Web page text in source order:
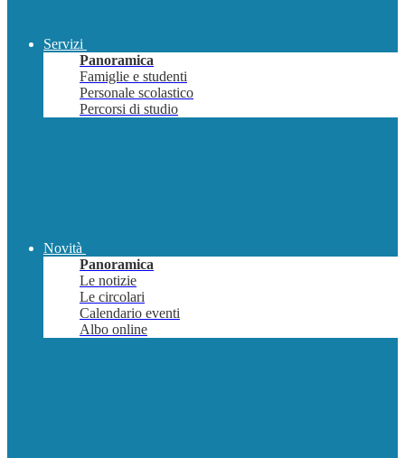
Servizi
Panoramica
Famiglie e studenti
Personale scolastico
Percorsi di studio
Novità
Panoramica
Le notizie
Le circolari
Calendario eventi
Albo online